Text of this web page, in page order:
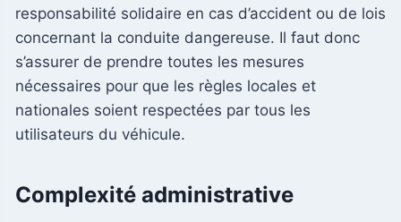
responsabilité solidaire en cas d’accident ou de lois
concernant la conduite dangereuse. Il faut donc
s’assurer de prendre toutes les mesures
nécessaires pour que les règles locales et
nationales soient respectées par tous les
utilisateurs du véhicule.
Complexité administrative